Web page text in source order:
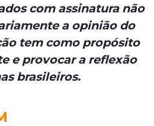
com assinatura não
a opinião do
tem como propósito
e provocar a reflexão
brasileiros.